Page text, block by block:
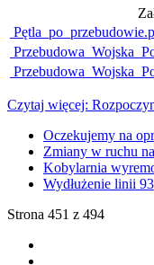
Czytaj więcej:
Oczekujemy na
Zmiany w ruchu
Kobylarnia
Wydłużenie linii 93
Strona 451 z 494